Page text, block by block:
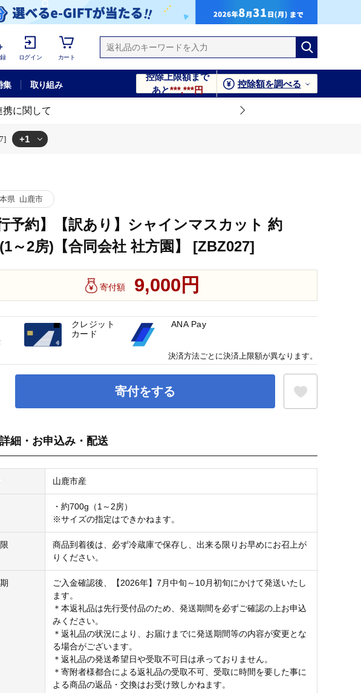
ログイン カート
集 取り組み
控除上限額まで
あと***,***円
控除額を調べる
携に関して
+1
県 山鹿市
行予約】【訳あり】シャインマスカット 約
～2房)【合同会社 社方園】 [ZBZ027]
寄付額 9,000円
寄付をする
細・お申込み・配送
山鹿市産
・約700g（1～2房）
※サイズの指定はできかねます。
商品到着後は、必ず冷蔵庫で保存し、出来る限りお早めにお召上が
りください。
ご入金確認後、【2026年】7月中旬～10月初旬にかけて発送いたし
ます。
＊本返礼品は先行受付品のため、発送期間を必ずご確認の上お申込
みください。
＊返礼品の状況により、お届けまでに発送期間等の内容が変更とな
る場合がございます。
＊返礼品の発送希望日や受取不可日は承っておりません。
＊寄附者様都合による返礼品の受取不可、受取に時間を要した事に
よる商品の返品・交換はお受け致しかねます。
クレジット
カード
ANA Pay
決済方法ごとに決済上限額が異なります。